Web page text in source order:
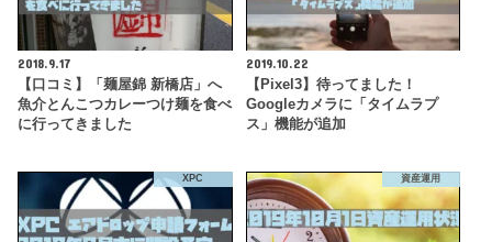
2018.9.17
【口コミ】「麺屋錦 新橋店」へ
魚介とんこつカレーつけ麺を食べ
に行ってきました
2019.10.22
【Pixel3】待ってました！
Googleカメラに「タイムラプ
ス」機能が追加
XPC 資産運用